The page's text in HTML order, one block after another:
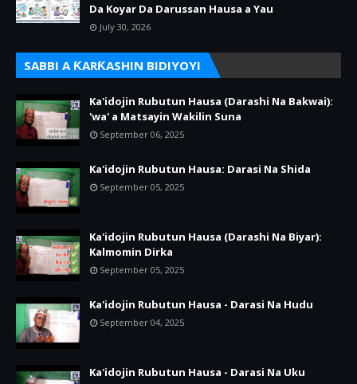
Da Koyar Da Darussan Hausa a Yau
July 30, 2026
SABBI A ƘARƘASHIN BIDIYOYI
Ka'idojin Rubutun Hausa (Darashi Na Bakwai):
'wa' a Matsayin Wakilin Suna
September 06, 2025
Ka'idojin Rubutun Hausa: Darasi Na Shida
September 05, 2025
Ka'idojin Rubutun Hausa (Darashi Na Biyar):
Kalmomin Dirka
September 05, 2025
Ka'idojin Rubutun Hausa - Darasi Na Hudu
September 04, 2025
Ka'idojin Rubutun Hausa - Darasi Na Uku